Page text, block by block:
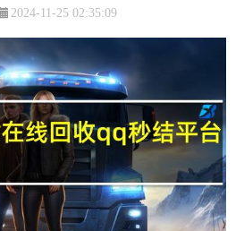
2024-11-25 02:35:09